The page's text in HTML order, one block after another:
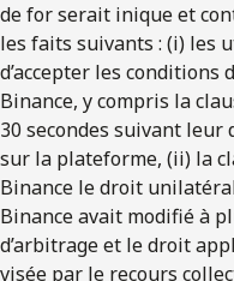
de for serait inique et
les faits suivants : (i) les
d’accepter les
Binance, y compris la
30 secondes suivant leur
sur la plateforme, (ii) la
Binance le droit
Binance avait modifié à
d’arbitrage et le droit
visée par le recours